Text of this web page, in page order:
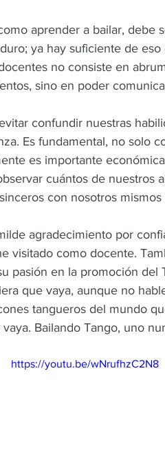
aprender a bailar, debe
ya hay suficiente de
no consiste en
sino en poder
confundir nuestras
Es fundamental, no solo
es importante
cuántos de nuestros
con nosotros
agradecimiento por
visitado como docente.
pasión en la promoción
que vaya, aunque no
tangueros del mundo
Bailando Tango, uno
https://youtu.be/wNrufhzC2N8